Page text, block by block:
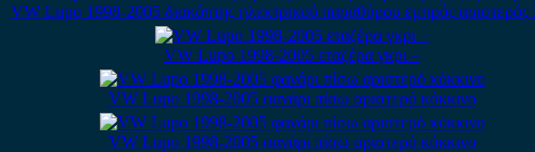
VW Lupo 1998-2005 διακόπτης ηλεκτρικού παραθύρου εμπρός αριστερός
VW Lupo 1998-2005 εταζέρα γκρι –
VW Lupo 1998-2005 φανάρι πίσω αριστερό κόκκινο
VW Lupo 1998-2005 φανάρι πίσω αριστερό κόκκινο